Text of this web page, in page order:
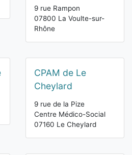
9 rue Rampon
07800 La Voulte-sur-
Rhône
CPAM de Le
Cheylard
9 rue de la Pize
Centre Médico-Social
07160 Le Cheylard